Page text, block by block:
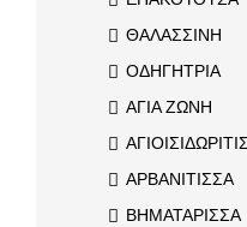
ΘΑΛΑΣΣΙΝΗ
ΟΔΗΓΗΤΡΙΑ
ΑΓΙΑ ΖΩΝΗ
ΑΡΒΑΝΙΤΙΣΣΑ
ΒΗΜΑΤΑΡΙΣΣΑ